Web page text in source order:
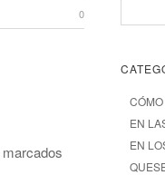
0
EN
EN